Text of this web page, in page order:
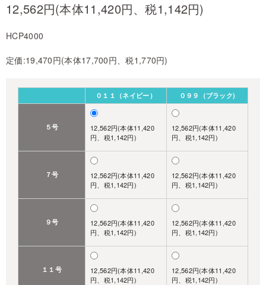
12,562円(本体11,420円、税1,142円)
HCP4000
定価:19,470円(本体17,700円、税1,770円)
０１１（ネイビー） ０９９（ブラック)
５号
12,562円(本体11,420
円、税1,142円)
12,562円(本体11,420
円、税1,142円)
７号
12,562円(本体11,420
円、税1,142円)
12,562円(本体11,420
円、税1,142円)
９号
12,562円(本体11,420
円、税1,142円)
12,562円(本体11,420
円、税1,142円)
１１号
12,562円(本体11,420
円、税1,142円)
12,562円(本体11,420
円、税1,142円)